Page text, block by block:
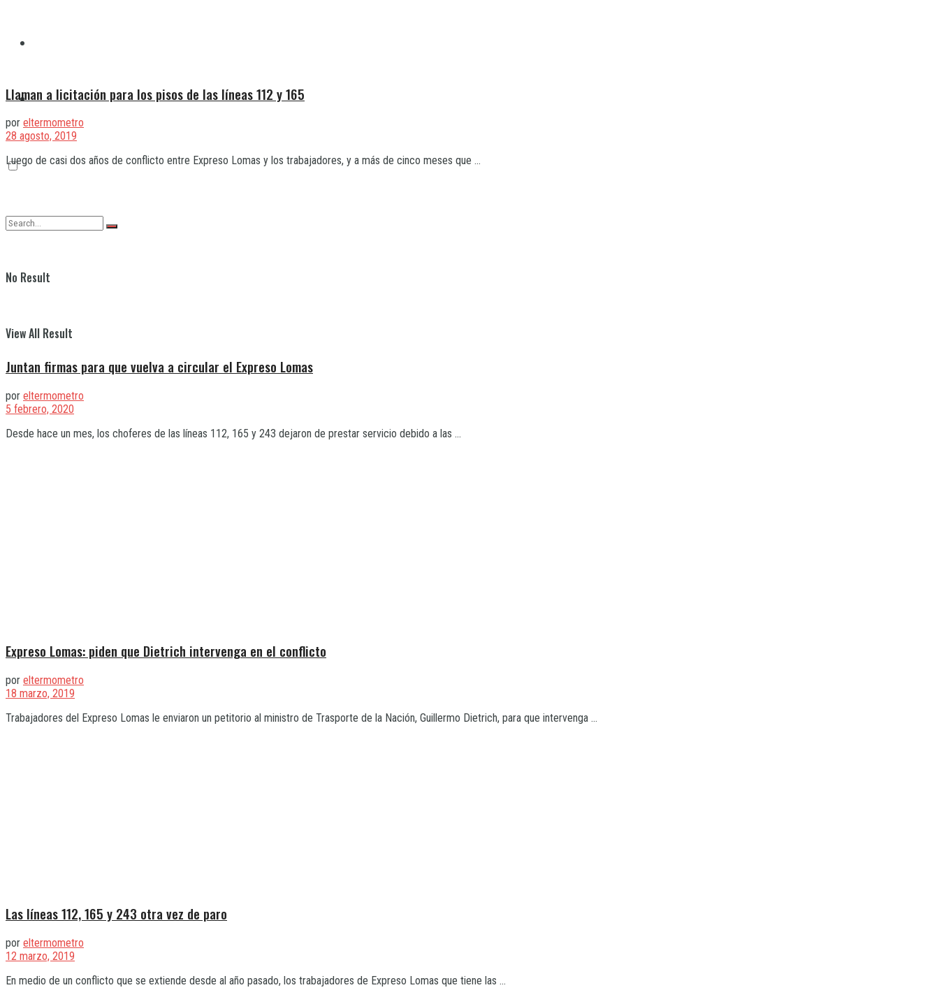
Varela
No Result
View All Result
Llaman a licitación para los pisos de las líneas 112 y 165
por eltermometro
28 agosto, 2019
Luego de casi dos años de conflicto entre Expreso Lomas y los trabajadores, y a más de cinco meses que ...
Juntan firmas para que vuelva a circular el Expreso Lomas
por eltermometro
5 febrero, 2020
Desde hace un mes, los choferes de las líneas 112, 165 y 243 dejaron de prestar servicio debido a las ...
Expreso Lomas: piden que Dietrich intervenga en el conflicto
por eltermometro
18 marzo, 2019
Trabajadores del Expreso Lomas le enviaron un petitorio al ministro de Trasporte de la Nación, Guillermo Dietrich, para que intervenga ...
Las líneas 112, 165 y 243 otra vez de paro
por eltermometro
12 marzo, 2019
En medio de un conflicto que se extiende desde al año pasado, los trabajadores de Expreso Lomas que tiene las ...